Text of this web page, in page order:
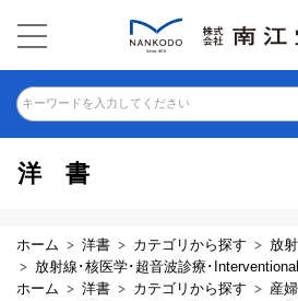
キーワードを入力してください
洋書
ホーム 洋書 カテゴリから探す
放
放射線･核医学･超音波診療･
ホーム
洋書 カテゴリから探す 産